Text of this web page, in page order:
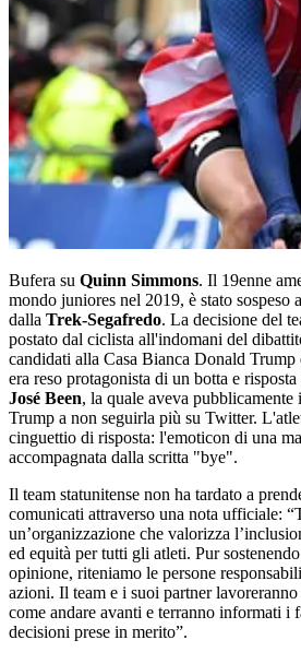
Bufera su Quinn Simmons. Il 19enne
mondo juniores nel 2019, è stato sospeso
dalla Trek-Segafredo. La decisione del
postato dal ciclista all'indomani del
candidati alla Casa Bianca Donald Trump
era reso protagonista di un botta e
José Been, la quale aveva
Trump a non seguirla più su Twitter.
cinguettio di risposta: l'emoticon di una
accompagnata dalla scritta "bye".
Il team statunitense non ha tardato a
comunicati attraverso una nota ufficiale:
un’organizzazione che valorizza
ed equità per tutti gli atleti. Pur
opinione, riteniamo le persone
azioni. Il team e i suoi partner
come andare avanti e terranno informati i
decisioni prese in merito”.